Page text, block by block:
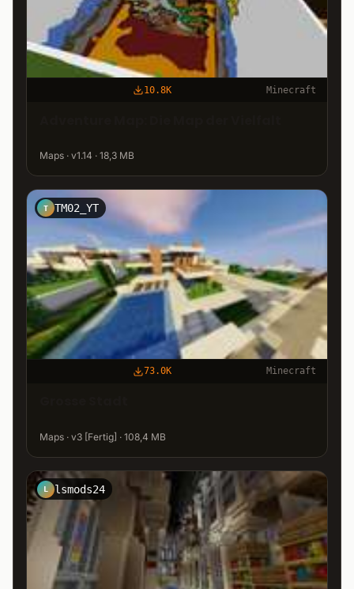
10.8K Minecraft
Maps · v1.14 · 18,3 MB
T TM02_YT
73.0K Minecraft
Maps · v3 [Fertig] · 108,4 MB
L lsmods24